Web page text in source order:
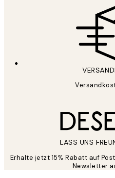
LASS UNS
Erhalte jetzt 15% Rabatt auf
Newsletter